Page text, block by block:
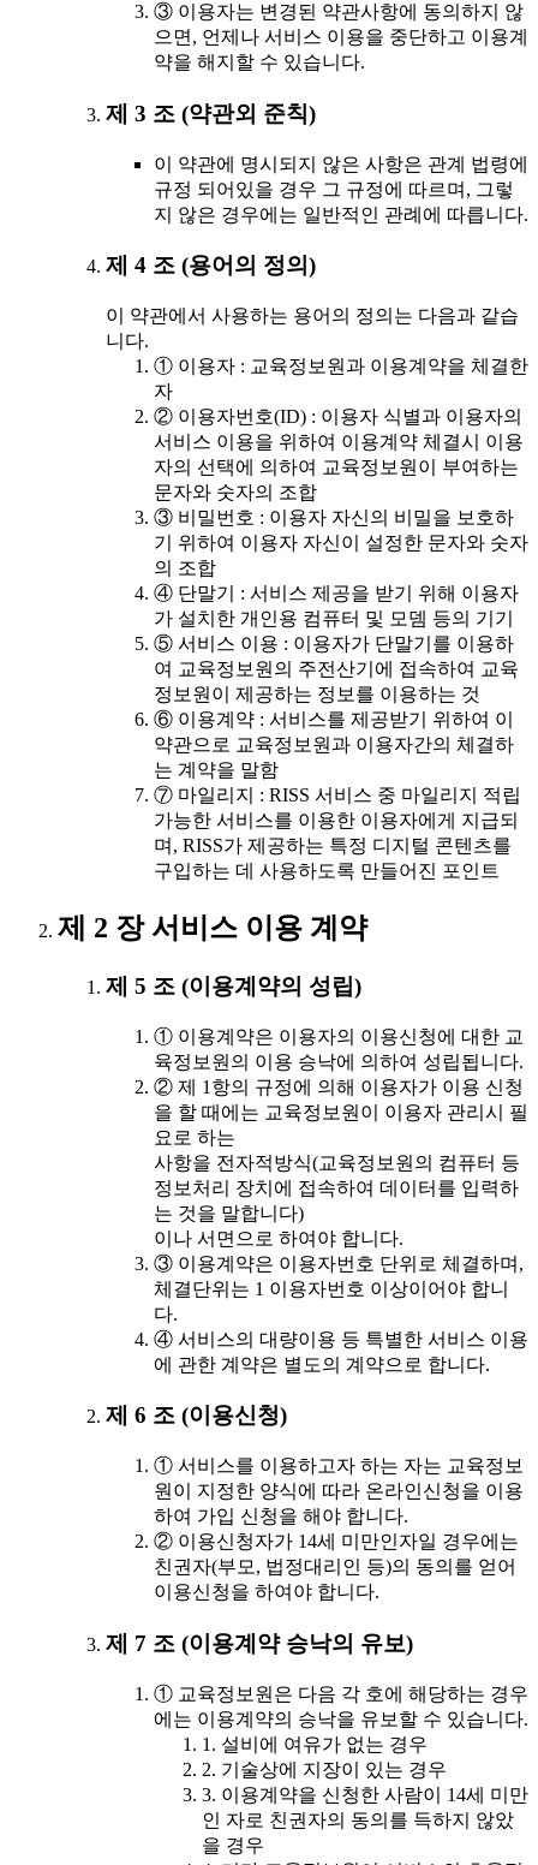
③ 이용자는 변경된 약관사항에 동의하지 않
으면, 언제나 서비스 이용을 중단하고 이용계
약을 해지할 수 있습니다.
제 3 조 (약관외 준칙)
이 약관에 명시되지 않은 사항은 관계 법령에
규정 되어있을 경우 그 규정에 따르며, 그렇
지 않은 경우에는 일반적인 관례에 따릅니다.
제 4 조 (용어의 정의)
이 약관에서 사용하는 용어의 정의는 다음과 같습
니다.
① 이용자 : 교육정보원과 이용계약을 체결한
자
② 이용자번호(ID) : 이용자 식별과 이용자의
서비스 이용을 위하여 이용계약 체결시 이용
자의 선택에 의하여 교육정보원이 부여하는
문자와 숫자의 조합
③ 비밀번호 : 이용자 자신의 비밀을 보호하
기 위하여 이용자 자신이 설정한 문자와 숫자
의 조합
④ 단말기 : 서비스 제공을 받기 위해 이용자
가 설치한 개인용 컴퓨터 및 모뎀 등의 기기
⑤ 서비스 이용 : 이용자가 단말기를 이용하
여 교육정보원의 주전산기에 접속하여 교육
정보원이 제공하는 정보를 이용하는 것
⑥ 이용계약 : 서비스를 제공받기 위하여 이
약관으로 교육정보원과 이용자간의 체결하
는 계약을 말함
⑦ 마일리지 : RISS 서비스 중 마일리지 적립
가능한 서비스를 이용한 이용자에게 지급되
며, RISS가 제공하는 특정 디지털 콘텐츠를
구입하는 데 사용하도록 만들어진 포인트
제 2 장 서비스 이용 계약
제 5 조 (이용계약의 성립)
① 이용계약은 이용자의 이용신청에 대한 교
육정보원의 이용 승낙에 의하여 성립됩니다.
② 제 1항의 규정에 의해 이용자가 이용 신청
을 할 때에는 교육정보원이 이용자 관리시 필
요로 하는
사항을 전자적방식(교육정보원의 컴퓨터 등
정보처리 장치에 접속하여 데이터를 입력하
는 것을 말합니다)
이나 서면으로 하여야 합니다.
③ 이용계약은 이용자번호 단위로 체결하며,
체결단위는 1 이용자번호 이상이어야 합니
다.
④ 서비스의 대량이용 등 특별한 서비스 이용
에 관한 계약은 별도의 계약으로 합니다.
제 6 조 (이용신청)
① 서비스를 이용하고자 하는 자는 교육정보
원이 지정한 양식에 따라 온라인신청을 이용
하여 가입 신청을 해야 합니다.
② 이용신청자가 14세 미만인자일 경우에는
친권자(부모, 법정대리인 등)의 동의를 얻어
이용신청을 하여야 합니다.
제 7 조 (이용계약 승낙의 유보)
① 교육정보원은 다음 각 호에 해당하는 경우
에는 이용계약의 승낙을 유보할 수 있습니다.
1. 설비에 여유가 없는 경우
2. 기술상에 지장이 있는 경우
3. 이용계약을 신청한 사람이 14세 미만
인 자로 친권자의 동의를 득하지 않았
을 경우